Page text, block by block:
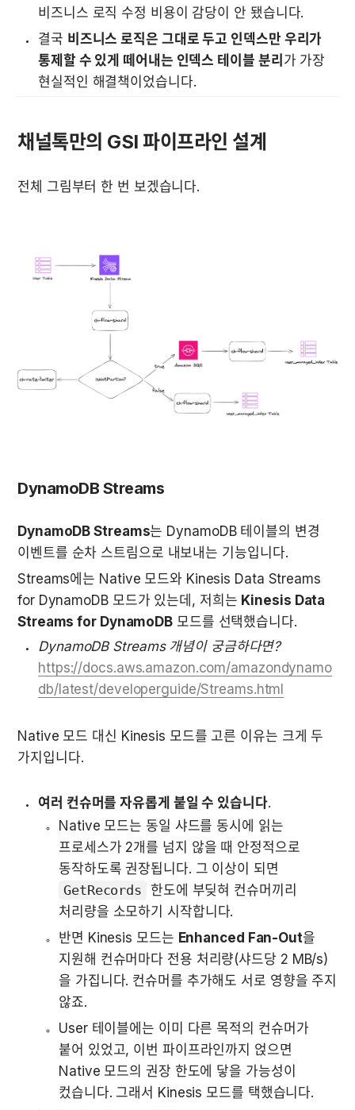
비즈니스 로직 수정 비용이 감당이 안 됐습니다.
결국 비즈니스 로직은 그대로 두고 인덱스만 우리가
통제할 수 있게 떼어내는 인덱스 테이블 분리 가 가장
현실적인 해결책이었습니다.
채널톡만의 GSI 파이프라인 설계
전체 그림부터 한 번 보겠습니다.
DynamoDB Streams
DynamoDB Streams는 DynamoDB 테이블의 변경
이벤트를 순차 스트림으로 내보내는 기능입니다.
Streams에는 Native 모드와 Kinesis Data Streams
for DynamoDB 모드가 있는데, 저희는 Kinesis Data
Streams for DynamoDB 모드를 선택했습니다.
DynamoDB Streams 개념이 궁금하다면?
https://docs.aws.amazon.com/amazondynamo
db/latest/developerguide/Streams.html
Native 모드 대신 Kinesis 모드를 고른 이유는 크게 두
가지입니다.
여러 컨슈머를 자유롭게 붙일 수 있습니다.
Native 모드는 동일 샤드를 동시에 읽는
프로세스가 2개를 넘지 않을 때 안정적으로
GetRecords
한도에 부딪혀 컨슈머끼리
처리량을 소모하기 시작합니다.
반면 Kinesis 모드는 Enhanced Fan-Out을
지원해 컨슈머마다 전용 처리량(샤드당 2 MB/s)
을 가집니다. 컨슈머를 추가해도 서로 영향을 주지
않죠.
User 테이블에는 이미 다른 목적의 컨슈머가
붙어 있었고, 이번 파이프라인까지 얹으면
Native 모드의 권장 한도에 닿을 가능성이
컸습니다. 그래서 Kinesis 모드를 택했습니다.